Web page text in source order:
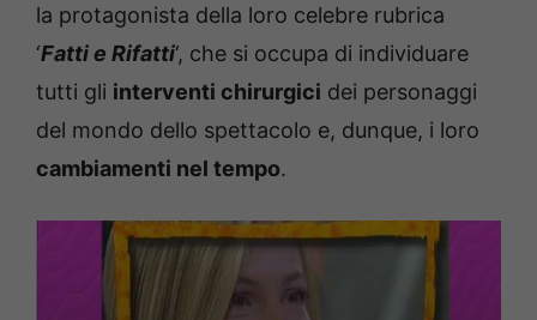
la protagonista della loro celebre rubrica
‘Fatti e Rifatti‘, che si occupa di individuare
tutti gli interventi chirurgici dei personaggi
del mondo dello spettacolo e, dunque, i loro
cambiamenti nel tempo.